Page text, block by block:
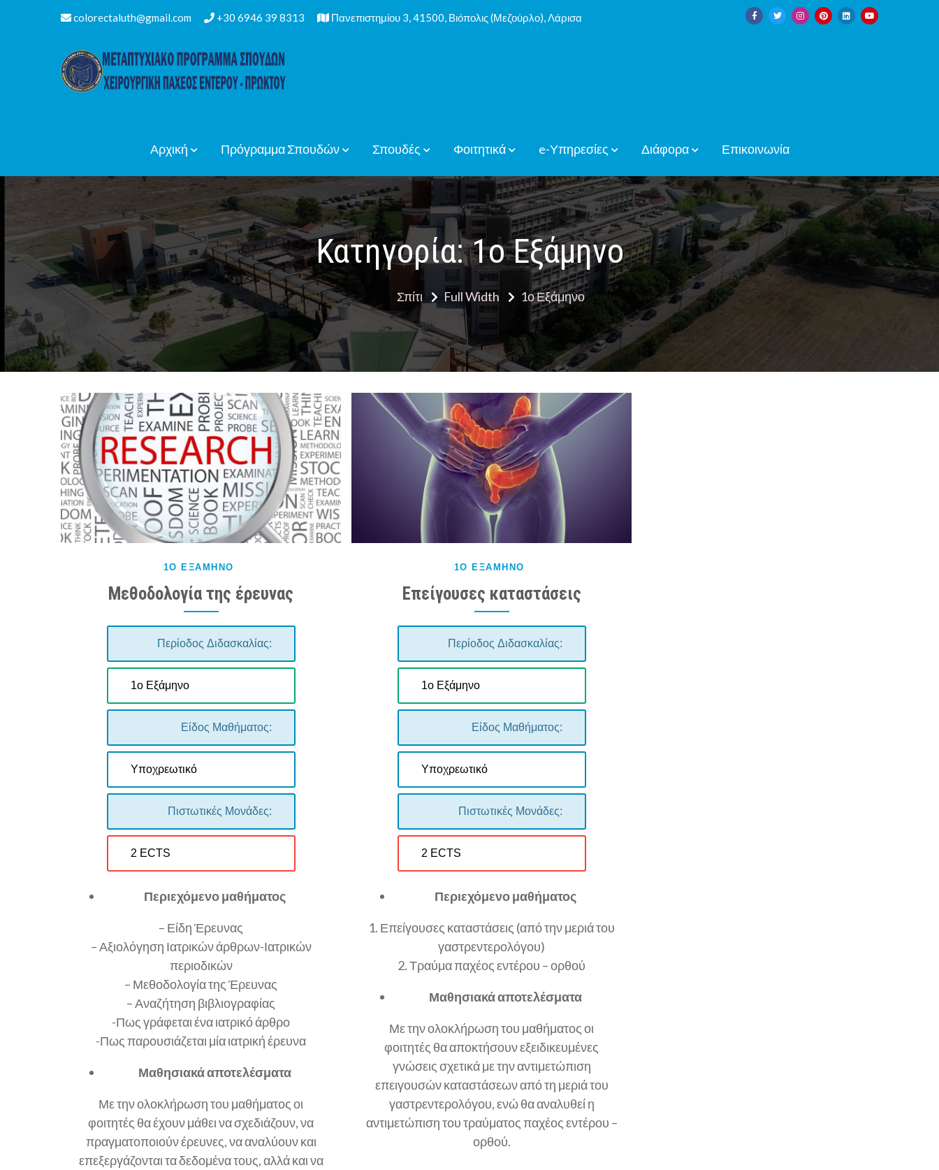
colorectaluth@gmail.com +30 6946 39 8313 Πανεπιστημίου 3, 41500, Βιόπολις (Μεζούρλο), Λάρισα
Αρχική Πρόγραμμα Σπουδών Σπουδές Φοιτητικά e-Υπηρεσίες Διάφορα Επικοινωνία
Κατηγορία:1ο Εξάμηνο
Σπίτι Full Width 1ο Εξάμηνο
1Ο ΕΞΆΜΗΝΟ
Μεθοδολογία της έρευνας
Περίοδος Διδασκαλίας:
1ο Εξάμηνο
Είδος Μαθήματος:
Υποχρεωτικό
Πιστωτικές Μονάδες:
2 ECTS
Περιεχόμενο μαθήματος
– Είδη Έρευνας
– Αξιολόγηση Ιατρικών άρθρων-Ιατρικών
περιοδικών
– Μεθοδολογία της Έρευνας
– Αναζήτηση βιβλιογραφίας
-Πως γράφεται ένα ιατρικό άρθρο
-Πως παρουσιάζεται μία ιατρική έρευνα
Μαθησιακά αποτελέσματα
Με την ολοκλήρωση του μαθήματος οι
φοιτητές θα έχουν μάθει να σχεδιάζουν, να
πραγματοποιούν έρευνες, να αναλύουν και
επεξεργάζονται τα δεδομένα τους, αλλά και να
1Ο ΕΞΆΜΗΝΟ
Επείγουσες καταστάσεις
Περίοδος Διδασκαλίας:
1ο Εξάμηνο
Είδος Μαθήματος:
Υποχρεωτικό
Πιστωτικές Μονάδες:
2 ECTS
Περιεχόμενο μαθήματος
1. Επείγουσες καταστάσεις (από την μεριά του
γαστρεντερολόγου)
2. Τραύμα παχέος εντέρου – ορθού
Μαθησιακά αποτελέσματα
Με την ολοκλήρωση του μαθήματος οι
φοιτητές θα αποκτήσουν εξειδικευμένες
γνώσεις σχετικά με την αντιμετώπιση
επειγουσών καταστάσεων από τη μεριά του
γαστρεντερολόγου, ενώ θα αναλυθεί η
αντιμετώπιση του τραύματος παχέος εντέρου –
ορθού.